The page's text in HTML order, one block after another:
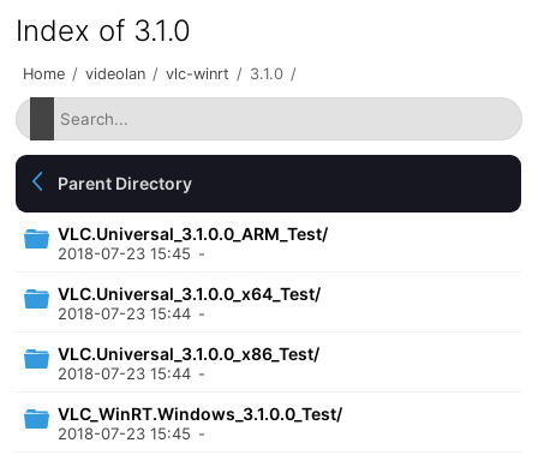
Index of 3.1.0
Home / videolan / vlc-winrt / 3.1.0 /
Parent Directory
VLC.Universal_3.1.0.0_ARM_Test/
2018-07-23 15:45 -
VLC.Universal_3.1.0.0_x64_Test/
2018-07-23 15:44 -
VLC.Universal_3.1.0.0_x86_Test/
2018-07-23 15:44 -
VLC_WinRT.Windows_3.1.0.0_Test/
2018-07-23 15:45 -